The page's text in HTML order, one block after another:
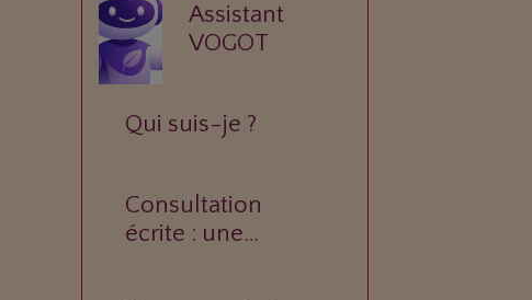
Assistant
VOGOT
Qui suis-je ?
Consultation
écrite : une